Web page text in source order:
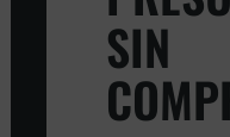
SIN